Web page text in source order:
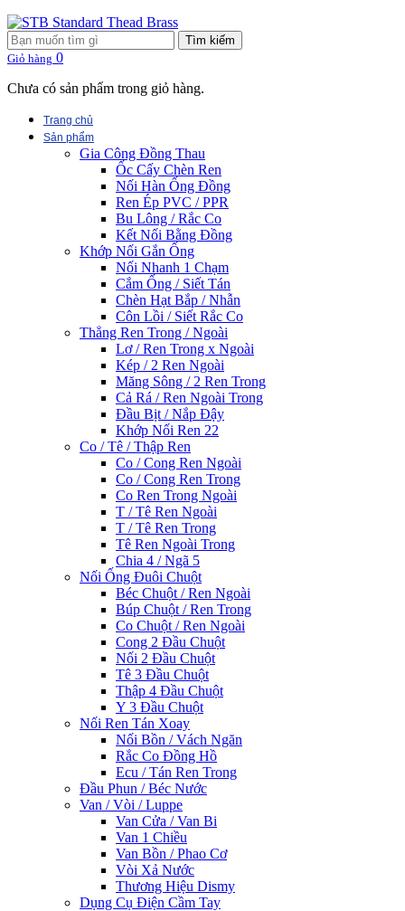
Tìm kiếm
Giỏ hàng 0
Chưa có sản phẩm trong giỏ hàng.
Trang chủ
Sản phẩm
Gia Công Đồng Thau
Ốc Cấy Chèn Ren
Nối Hàn Ống Đồng
Ren Ép PVC / PPR
Bu Lông / Rắc Co
Kết Nối Bằng Đồng
Khớp Nối Gắn Ống
Nối Nhanh 1 Chạm
Cắm Ống / Siết Tán
Chèn Hạt Bắp / Nhẫn
Côn Lồi / Siết Rắc Co
Thẳng Ren Trong / Ngoài
Lơ / Ren Trong x Ngoài
Kép / 2 Ren Ngoài
Măng Sông / 2 Ren Trong
Cả Rá / Ren Ngoài Trong
Đầu Bịt / Nắp Đậy
Khớp Nối Ren 22
Co / Tê / Thập Ren
Co / Cong Ren Ngoài
Co / Cong Ren Trong
Co Ren Trong Ngoài
T / Tê Ren Ngoài
T / Tê Ren Trong
Tê Ren Ngoài Trong
Chia 4 / Ngã 5
Nối Ống Đuôi Chuột
Béc Chuột / Ren Ngoài
Búp Chuột / Ren Trong
Co Chuột / Ren Ngoài
Cong 2 Đầu Chuột
Nối 2 Đầu Chuột
Tê 3 Đầu Chuột
Thập 4 Đầu Chuột
Y 3 Đầu Chuột
Nối Ren Tán Xoay
Nối Bồn / Vách Ngăn
Rắc Co Đồng Hồ
Ecu / Tán Ren Trong
Đầu Phun / Béc Nước
Van / Vòi / Luppe
Van Cửa / Van Bi
Van 1 Chiều
Van Bồn / Phao Cơ
Vòi Xả Nước
Thương Hiệu Dismy
Dụng Cụ Điện Cầm Tay